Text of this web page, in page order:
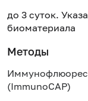
до 3 суток.
биоматериала
Методы
(ImmunoCAP)